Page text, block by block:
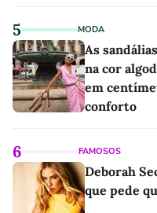
5 MODA
As
na cor
em
conforto
6 FAMOSOS
Deborah
que pede